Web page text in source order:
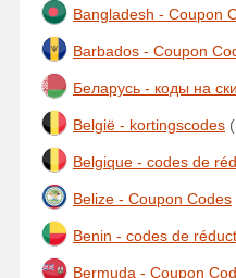
Bangladesh - Coupon
Barbados - Coupon
Беларусь - коды на
België - kortingscodes
Belgique - codes de
Belize - Coupon Codes
Benin - codes de
Bermuda - Coupon